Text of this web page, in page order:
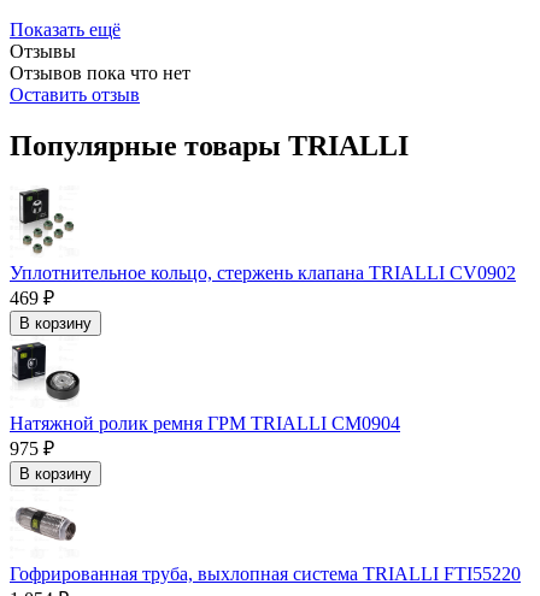
Показать ещё
Отзывы
Отзывов пока что нет
Оставить отзыв
Популярные товары TRIALLI
Уплотнительное кольцо, стержень клапана TRIALLI CV0902
469 ₽
В корзину
Натяжной ролик ремня ГРМ TRIALLI CM0904
975 ₽
В корзину
Гофрированная труба, выхлопная система TRIALLI FTI55220